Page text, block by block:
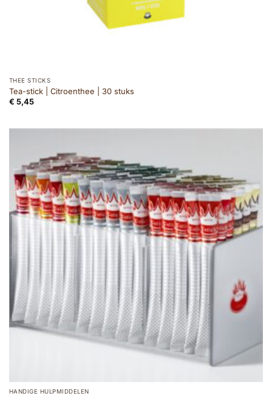
THEE STICKS
Tea-stick | Citroenthee | 30 stuks
€ 5,45
HANDIGE HULPMIDDELEN